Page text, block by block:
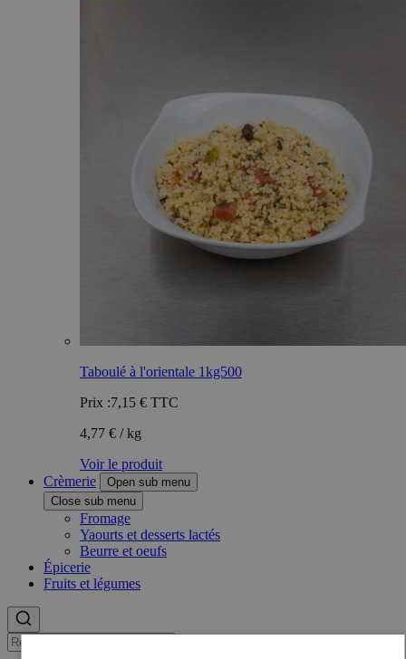
Taboulé à l'orientale 1kg500
Prix :7,15 € TTC
4,77 € / kg
Voir le produit
Crèmerie
Open sub menu
Close sub menu
Fromage
Yaourts et desserts lactés
Beurre et oeufs
Épicerie
Fruits et légumes